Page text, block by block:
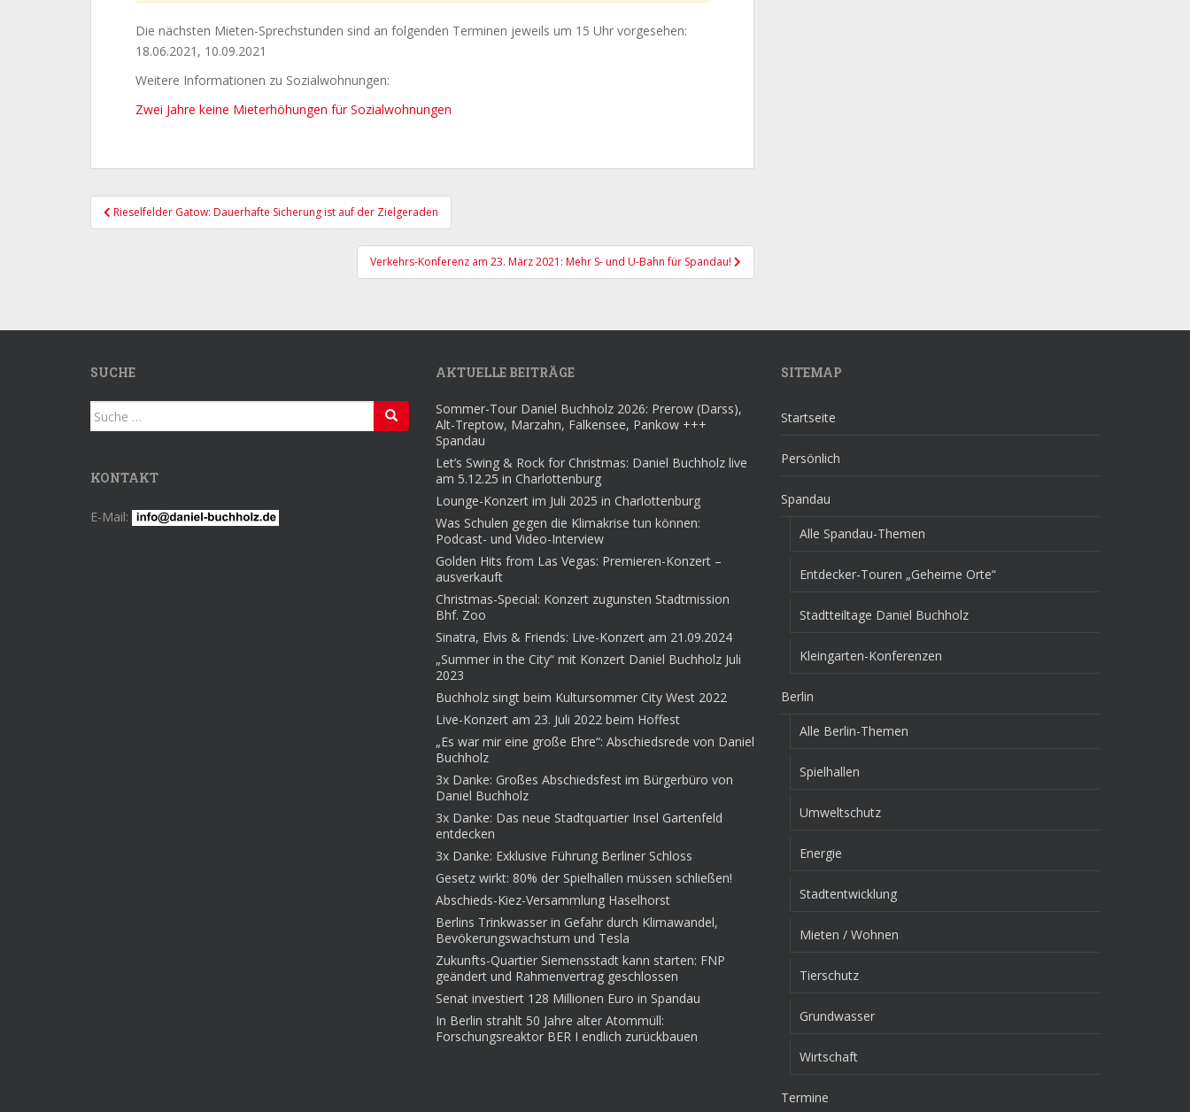
Die nächsten Mieten-Sprechstunden sind an folgenden Terminen jeweils um 15 Uhr vorgesehen:
18.06.2021, 10.09.2021
Weitere Informationen zu Sozialwohnungen:
Zwei Jahre keine Mieterhöhungen für Sozialwohnungen
Beitragsnavigation
Rieselfelder Gatow: Dauerhafte Sicherung ist auf der Zielgeraden
Verkehrs-Konferenz am 23. März 2021: Mehr S- und U-Bahn für Spandau!
SUCHE
Suche
nach:
KONTAKT
E-Mail:
AKTUELLE BEITRÄGE
Sommer-Tour Daniel Buchholz 2026: Prerow (Darss),
Alt-Treptow, Marzahn, Falkensee, Pankow +++
Spandau
Let’s Swing & Rock for Christmas: Daniel Buchholz live
am 5.12.25 in Charlottenburg
Lounge-Konzert im Juli 2025 in Charlottenburg
Was Schulen gegen die Klimakrise tun können:
Podcast- und Video-Interview
Golden Hits from Las Vegas: Premieren-Konzert –
ausverkauft
Christmas-Special: Konzert zugunsten Stadtmission
Bhf. Zoo
Sinatra, Elvis & Friends: Live-Konzert am 21.09.2024
„Summer in the City“ mit Konzert Daniel Buchholz Juli
2023
Buchholz singt beim Kultursommer City West 2022
Live-Konzert am 23. Juli 2022 beim Hoffest
„Es war mir eine große Ehre“: Abschiedsrede von Daniel
Buchholz
3x Danke: Großes Abschiedsfest im Bürgerbüro von
Daniel Buchholz
3x Danke: Das neue Stadtquartier Insel Gartenfeld
entdecken
3x Danke: Exklusive Führung Berliner Schloss
Gesetz wirkt: 80% der Spielhallen müssen schließen!
Abschieds-Kiez-Versammlung Haselhorst
Berlins Trinkwasser in Gefahr durch Klimawandel,
Bevökerungswachstum und Tesla
Zukunfts-Quartier Siemensstadt kann starten: FNP
geändert und Rahmenvertrag geschlossen
Senat investiert 128 Millionen Euro in Spandau
In Berlin strahlt 50 Jahre alter Atommüll:
Forschungsreaktor BER I endlich zurückbauen
SITEMAP
Startseite
Persönlich
Spandau
Alle Spandau-Themen
Entdecker-Touren „Geheime Orte“
Stadtteiltage Daniel Buchholz
Kleingarten-Konferenzen
Berlin
Alle Berlin-Themen
Spielhallen
Umweltschutz
Energie
Stadtentwicklung
Mieten / Wohnen
Tierschutz
Grundwasser
Wirtschaft
Termine